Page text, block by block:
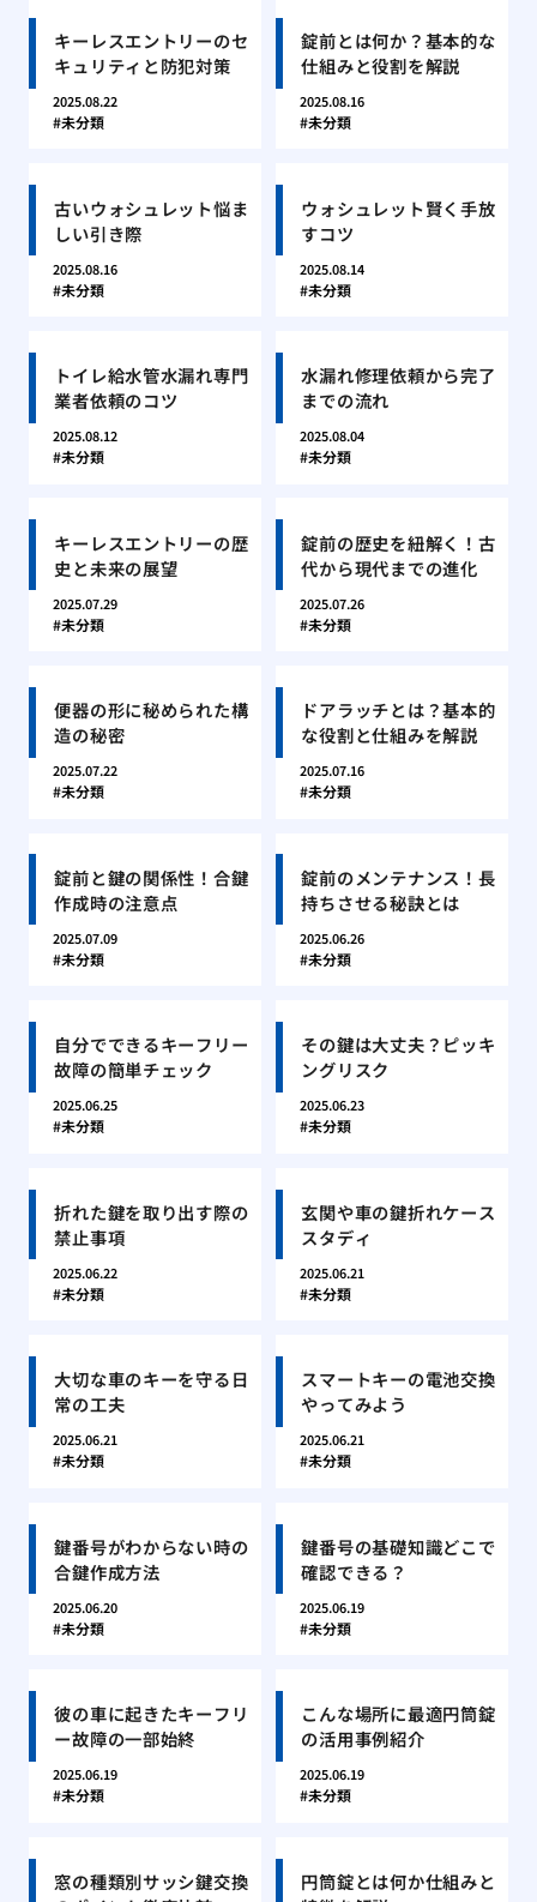
キーレスエントリーのセ
キュリティと防犯対策
2025.08.22
未分類
錠前とは何か？基本的な
仕組みと役割を解説
2025.08.16
未分類
古いウォシュレット悩ま
しい引き際
2025.08.16
未分類
ウォシュレット賢く手放
すコツ
2025.08.14
未分類
トイレ給水管水漏れ専門
業者依頼のコツ
2025.08.12
未分類
水漏れ修理依頼から完了
までの流れ
2025.08.04
未分類
キーレスエントリーの歴
史と未来の展望
2025.07.29
未分類
錠前の歴史を紐解く！古
代から現代までの進化
2025.07.26
未分類
便器の形に秘められた構
造の秘密
2025.07.22
未分類
ドアラッチとは？基本的
な役割と仕組みを解説
2025.07.16
未分類
錠前と鍵の関係性！合鍵
作成時の注意点
2025.07.09
未分類
錠前のメンテナンス！長
持ちさせる秘訣とは
2025.06.26
未分類
自分でできるキーフリー
故障の簡単チェック
2025.06.25
未分類
その鍵は大丈夫？ピッキ
ングリスク
2025.06.23
未分類
折れた鍵を取り出す際の
禁止事項
2025.06.22
未分類
玄関や車の鍵折れケース
スタディ
2025.06.21
未分類
大切な車のキーを守る日
常の工夫
2025.06.21
未分類
スマートキーの電池交換
やってみよう
2025.06.21
未分類
鍵番号がわからない時の
合鍵作成方法
2025.06.20
未分類
鍵番号の基礎知識どこで
確認できる？
2025.06.19
未分類
彼の車に起きたキーフリ
ー故障の一部始終
2025.06.19
未分類
こんな場所に最適円筒錠
の活用事例紹介
2025.06.19
未分類
窓の種類別サッシ鍵交換
円筒錠とは何か仕組みと